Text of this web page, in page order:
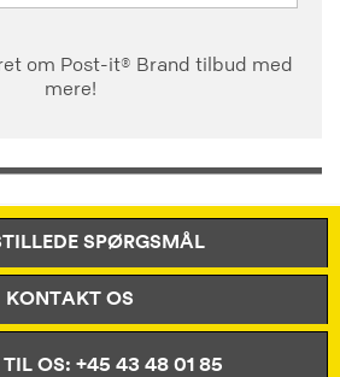
om Post-it® Brand tilbud med
mere!
SPØRGSMÅL
KONTAKT OS
TIL OS: +45 43 48 01 85